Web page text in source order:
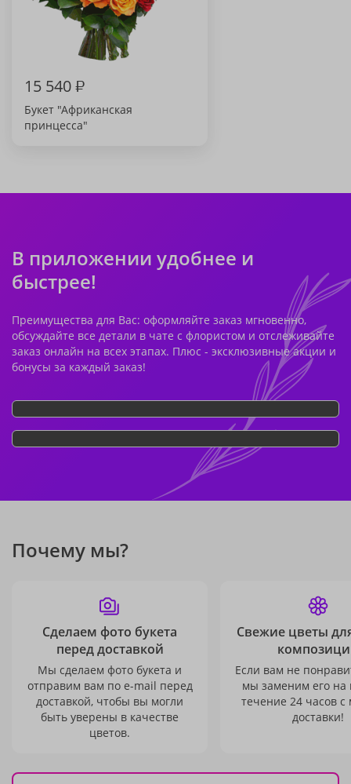
15 540₽
Букет "Африканская
принцесса"
В приложении удобнее и
быстрее!
Преимущества для Вас: оформляйте заказ мгновенно,
обсуждайте все детали в чате с флористом и отслеживайте
заказ онлайн на всех этапах. Плюс - эксклюзивные акции и
бонусы за каждый заказ!
Почему мы?
Сделаем фото букета
перед доставкой
Мы сделаем фото букета и
отправим вам по e-mail перед
доставкой, чтобы вы могли
быть уверены в качестве
цветов.
Свежие цветы
Если вам не
мы заменим его на
течение 24 часов с
доставки!